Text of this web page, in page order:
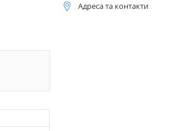
Адреса та контакти